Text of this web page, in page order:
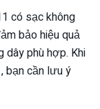
có sạc không
bảo hiệu quả
dây phù hợp. Khi
bạn cần lưu ý